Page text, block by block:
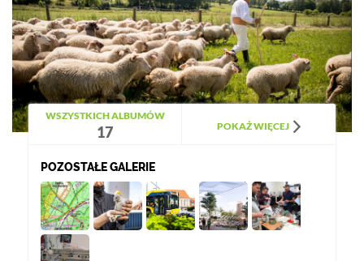
WSZYSTKICH ALBUMÓW
17 POKAŻ WIĘCEJ
POZOSTAŁE GALERIE